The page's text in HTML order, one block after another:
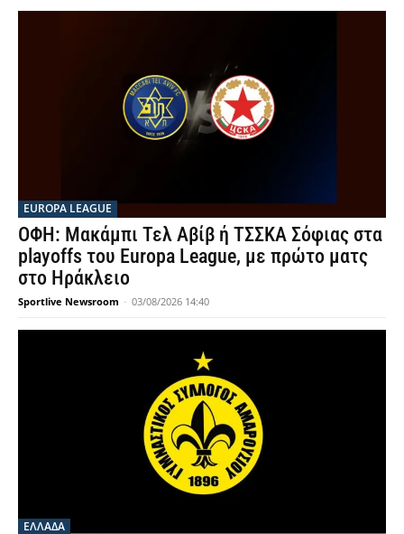
EUROPA LEAGUE
ΟΦΗ: Μακάμπι Τελ Αβίβ ή ΤΣΣΚΑ Σόφιας στα
playoffs του Europa League, με πρώτο ματς
στο Ηράκλειο
Sportlive Newsroom - 03/08/2026 14:40
ΕΛΛΑΔΑ